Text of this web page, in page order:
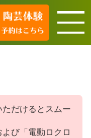
ただけるとスムー
び「電動ロクロ